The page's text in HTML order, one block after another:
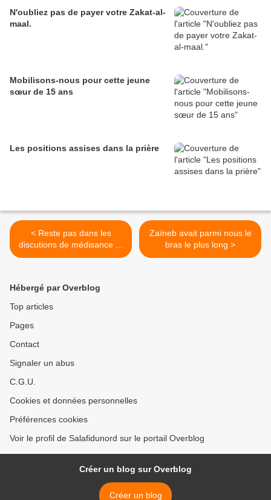
N'oubliez pas de payer votre Zakat-al-
maal.
Mobilisons-nous pour cette jeune
sœur de 15 ans
Les positions assises dans la prière
< Reste pas dans les
discutions de médisance ...
Zaïneb avait parmi nous le
bras le plus long >
Hébergé par Overblog
Top articles
Pages
Contact
Signaler un abus
C.G.U.
Cookies et données personnelles
Préférences cookies
Voir le profil de Salafidunord sur le portail Overblog
Créer un blog sur Overblog
Créer un blog